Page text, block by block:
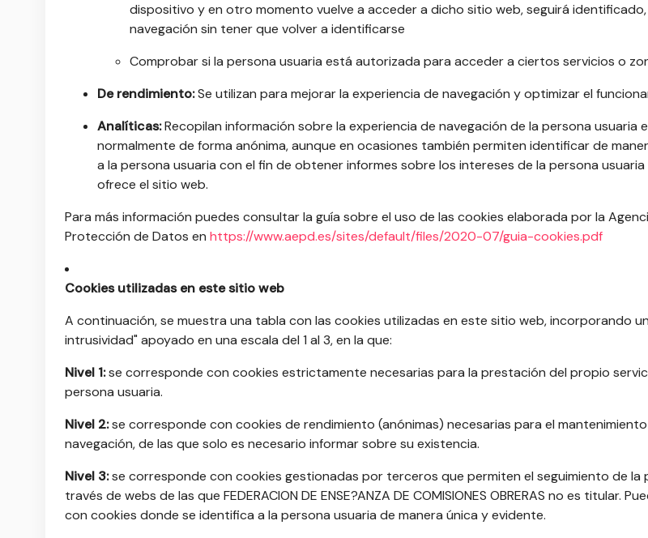
dispositivo y en otro momento vuelve a acceder a dicho sitio web, seguirá
navegación sin tener que volver a identificarse
Comprobar si la persona usuaria está autorizada para acceder a ciertos servicios o
De rendimiento:Se utilizan para mejorar la experiencia de navegación y optimizar el
Analíticas:Recopilan información sobre la experiencia de navegación de la persona usuaria
normalmente de forma anónima, aunque en ocasiones también permiten identificar de
a la persona usuaria con el fin de obtener informes sobre los intereses de la persona
ofrece el sitio web.
Para más información puedes consultar la guía sobre el uso de las cookies elaborada por la
Protección de Datos en https://www.aepd.es/sites/default/files/2020-07/guia-cookies.pdf
Cookies utilizadas en este sitio web
A continuación, se muestra una tabla con las cookies utilizadas en este sitio web, incorporando
intrusividad" apoyado en una escala del 1 al 3, en la que:
Nivel 1:se corresponde con cookies estrictamente necesarias para la prestación del propio
persona usuaria.
Nivel 2:se corresponde con cookies de rendimiento (anónimas) necesarias para el
navegación, de las que solo es necesario informar sobre su existencia.
Nivel 3:se corresponde con cookies gestionadas por terceros que permiten el seguimiento de la
través de webs de las que FEDERACION DE ENSE?ANZA DE COMISIONES OBRERAS no es titular.
con cookies donde se identifica a la persona usuaria de manera única y evidente.